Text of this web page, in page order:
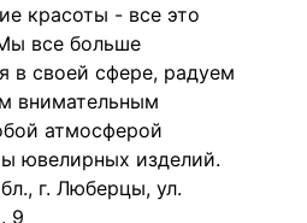
красоты - все это
все больше
в своей сфере, радуем
внимательным
атмосферой
ювелирных изделий.
г. Люберцы, ул.
9